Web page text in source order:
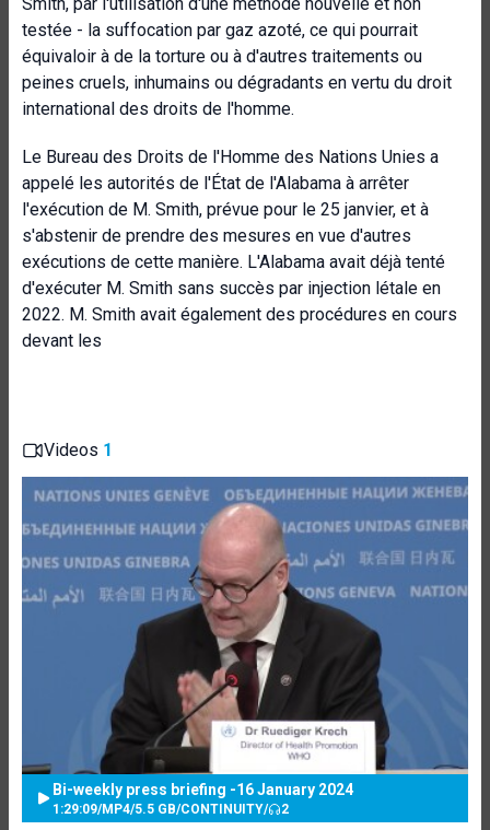
testée - la suffocation par gaz azoté, ce qui pourrait
équivaloir à de la torture ou à d'autres traitements ou
peines cruels, inhumains ou dégradants en vertu du droit
international des droits de l'homme.
Le Bureau des Droits de l'Homme des Nations Unies a
appelé les autorités de l'État de l'Alabama à arrêter
l'exécution de M. Smith, prévue pour le 25 janvier, et à
s'abstenir de prendre des mesures en vue d'autres
exécutions de cette manière. L'Alabama avait déjà tenté
d'exécuter M. Smith sans succès par injection létale en
2022. M. Smith avait également des procédures en cours
devant les
Videos 1
Bi-weekly press briefing -16 January 2024
1:29:09/MP4/5.5 GB/CONTINUITY/ 2